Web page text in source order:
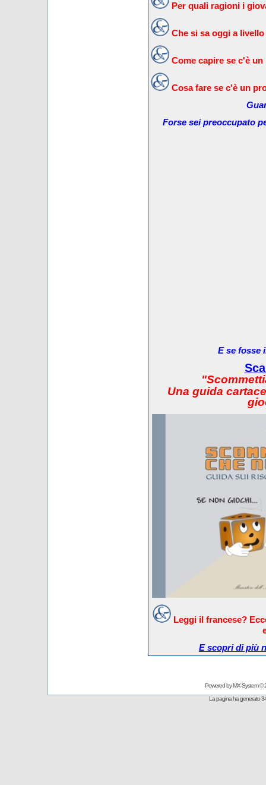
Per quali ragioni i
Che si sa oggi a
Come capire se c'è
Cosa fare se c'è un
Forse sei preoccupato
E se fosse
Una guida
Leggi il francese?
E scopri di più
Powered byMX-System©
La pagina ha generato